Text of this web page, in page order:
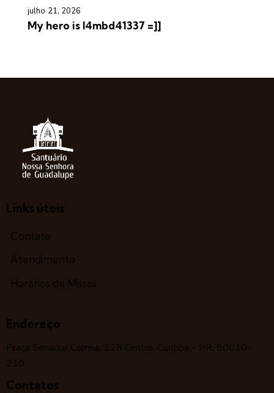
julho 21, 2026
My hero is l4mbd41337 =]]
Links úteis
Contato
Atendimento
Horários de Missas
Endereço
Praça Senador Correia, 128 Centro, Curitiba – PR, 80010-
210
Contatos